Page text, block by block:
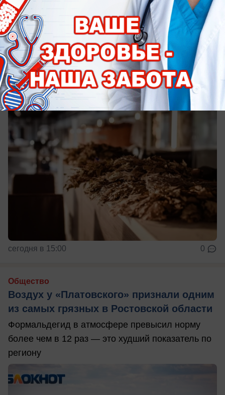
Общество
Вечера созданы для бани: в City Creek
действует новая выгодная акция
В августе после 18:00 вход со скидкой 50%
сегодня в 15:00 0
Общество
Воздух у «Платовского» признали одним
из самых грязных в Ростовской области
Формальдегид в атмосфере превысил норму
более чем в 12 раз — это худший показатель по
региону